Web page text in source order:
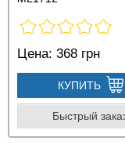
Цена: 368 грн
КУПИТЬ
Быстрый